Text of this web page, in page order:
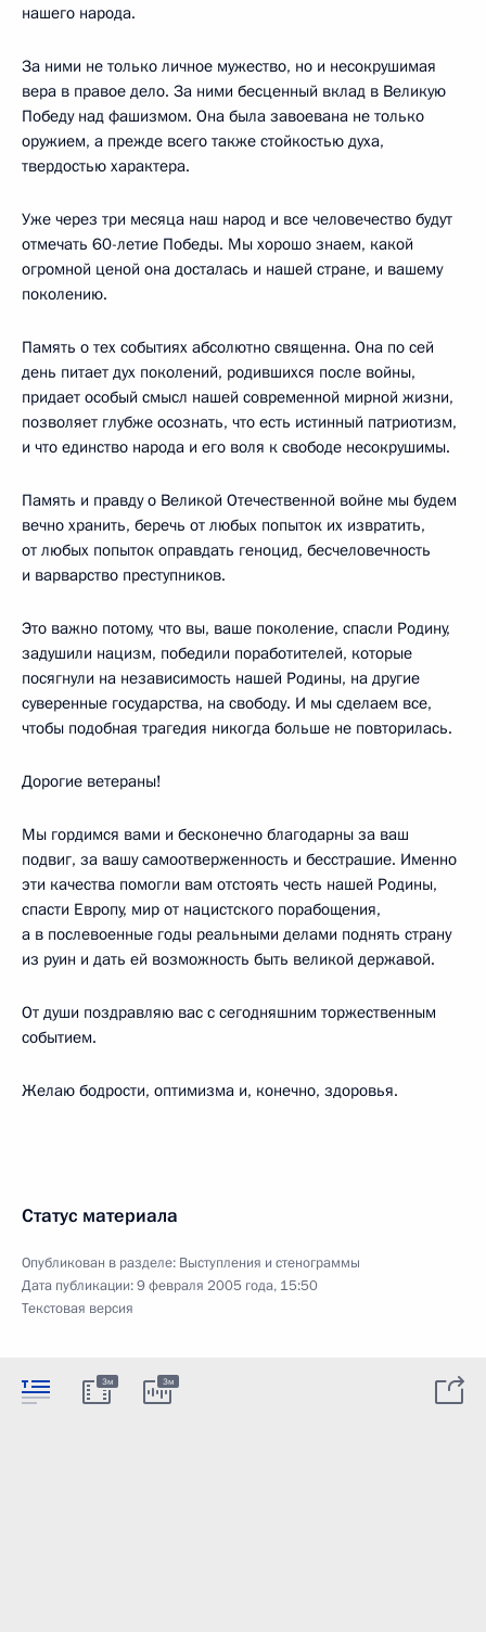
нашего народа.
За ними не только личное мужество, но и несокрушимая
вера в правое дело. За ними бесценный вклад в Великую
Победу над фашизмом. Она была завоевана не только
оружием, а прежде всего также стойкостью духа,
твердостью характера.
Уже через три месяца наш народ и все человечество будут
отмечать 60-летие Победы. Мы хорошо знаем, какой
огромной ценой она досталась и нашей стране, и вашему
поколению.
Память о тех событиях абсолютно священна. Она по сей
день питает дух поколений, родившихся после войны,
придает особый смысл нашей современной мирной жизни,
позволяет глубже осознать, что есть истинный патриотизм,
и что единство народа и его воля к свободе несокрушимы.
Память и правду о Великой Отечественной войне мы будем
вечно хранить, беречь от любых попыток их извратить,
от любых попыток оправдать геноцид, бесчеловечность
и варварство преступников.
Это важно потому, что вы, ваше поколение, спасли Родину,
задушили нацизм, победили поработителей, которые
посягнули на независимость нашей Родины, на другие
суверенные государства, на свободу. И мы сделаем все,
чтобы подобная трагедия никогда больше не повторилась.
Дорогие ветераны!
Мы гордимся вами и бесконечно благодарны за ваш
подвиг, за вашу самоотверженность и бесстрашие. Именно
эти качества помогли вам отстоять честь нашей Родины,
спасти Европу, мир от нацистского порабощения,
а в послевоенные годы реальными делами поднять страну
из руин и дать ей возможность быть великой державой.
От души поздравляю вас с сегодняшним торжественным
событием.
Желаю бодрости, оптимизма и, конечно, здоровья.
Статус материала
Опубликован в разделе: Выступления и стенограммы
Дата публикации:9 февраля 2005 года, 15:50
Текстовая версия
3м 3м